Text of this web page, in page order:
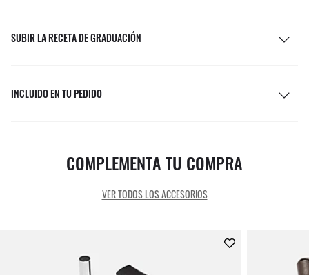
SUBIR LA RECETA DE GRADUACIÓN
INCLUIDO EN TU PEDIDO
COMPLEMENTA TU COMPRA
VER TODOS LOS ACCESORIOS